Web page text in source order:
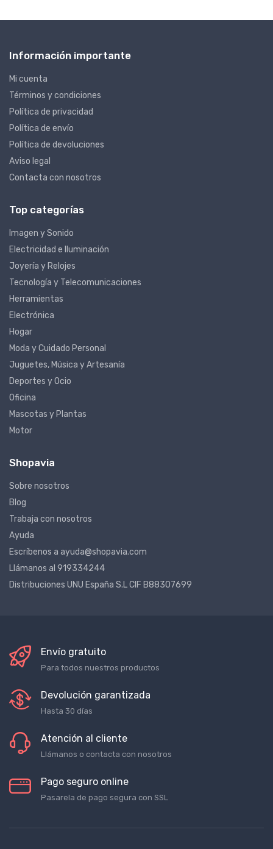
Información importante
Mi cuenta
Términos y condiciones
Política de privacidad
Política de envío
Política de devoluciones
Aviso legal
Contacta con nosotros
Top categorías
Imagen y Sonido
Electricidad e Iluminación
Joyería y Relojes
Tecnología y Telecomunicaciones
Herramientas
Electrónica
Hogar
Moda y Cuidado Personal
Juguetes, Música y Artesanía
Deportes y Ocio
Oficina
Mascotas y Plantas
Motor
Shopavia
Sobre nosotros
Blog
Trabaja con nosotros
Ayuda
Escríbenos a ayuda@shopavia.com
Llámanos al 919334244
Distribuciones UNU España S.L CIF B88307699
Envío gratuito
Para todos nuestros productos
Devolución garantizada
Hasta 30 días
Atención al cliente
Llámanos o contacta con nosotros
Pago seguro online
Pasarela de pago segura con SSL